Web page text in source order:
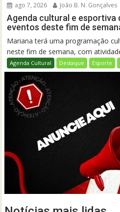
ago 7, 2026 João B. N. Gonçalves
Agenda cultural e esportiva
eventos deste fim de
Mariana terá uma programação
neste fim de semana, com
Agenda Cultural Destaque Esporte